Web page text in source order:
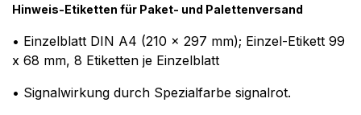
Hinweis-Etiketten für Paket- und Palettenversand
• Einzelblatt DIN A4 (210 x 297 mm); Einzel-Etikett 99
x 68 mm, 8 Etiketten je Einzelblatt
• Signalwirkung durch Spezialfarbe signalrot.